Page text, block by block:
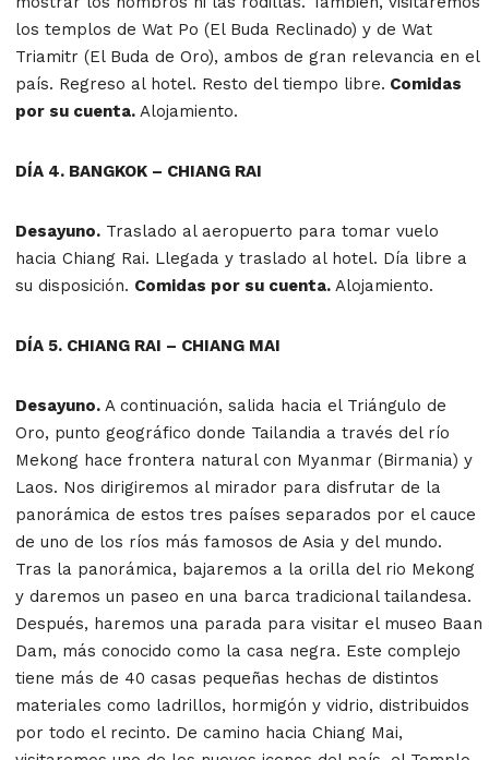
los templos de Wat Po (El Buda Reclinado) y de Wat
Triamitr (El Buda de Oro), ambos de gran relevancia en el
país. Regreso al hotel. Resto del tiempo libre. Comidas
por su cuenta. Alojamiento.
DÍA 4. BANGKOK – CHIANG RAI
Desayuno. Traslado al aeropuerto para tomar vuelo
hacia Chiang Rai. Llegada y traslado al hotel. Día libre a
su disposición. Comidas por su cuenta. Alojamiento.
DÍA 5. CHIANG RAI – CHIANG MAI
Desayuno. A continuación, salida hacia el Triángulo de
Oro, punto geográfico donde Tailandia a través del río
Mekong hace frontera natural con Myanmar (Birmania) y
Laos. Nos dirigiremos al mirador para disfrutar de la
panorámica de estos tres países separados por el cauce
de uno de los ríos más famosos de Asia y del mundo.
Tras la panorámica, bajaremos a la orilla del rio Mekong
y daremos un paseo en una barca tradicional tailandesa.
Después, haremos una parada para visitar el museo Baan
Dam, más conocido como la casa negra. Este complejo
tiene más de 40 casas pequeñas hechas de distintos
materiales como ladrillos, hormigón y vidrio, distribuidos
por todo el recinto. De camino hacia Chiang Mai,